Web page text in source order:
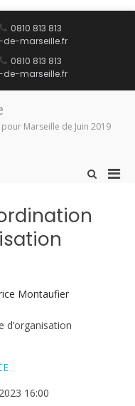
0810 813 813
marseille.fr
0810 813 813
marseille.fr
Marseille de Juin 2019
Afficher
de
recherche
Montaufier
d’organisation
16:00